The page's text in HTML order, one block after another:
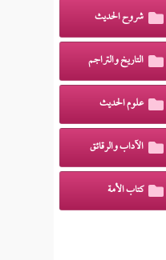
شروح الحديث
التاريخ والتراجم
علوم الحديث
الآداب والرقائق
كتاب الأمة